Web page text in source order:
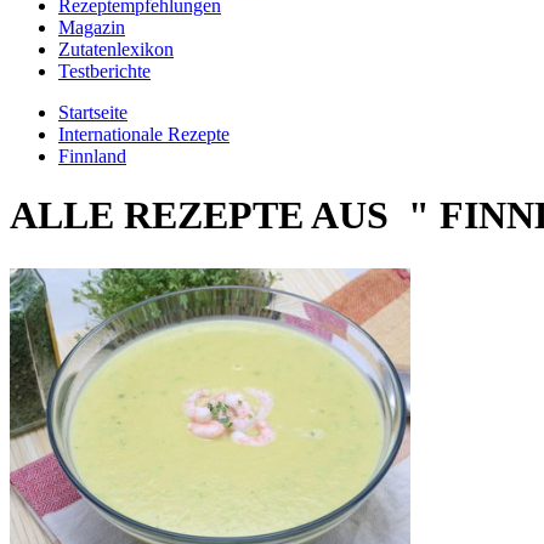
Rezeptempfehlungen
Magazin
Zutatenlexikon
Testberichte
Startseite
Internationale Rezepte
Finnland
ALLE REZEPTE AUS "